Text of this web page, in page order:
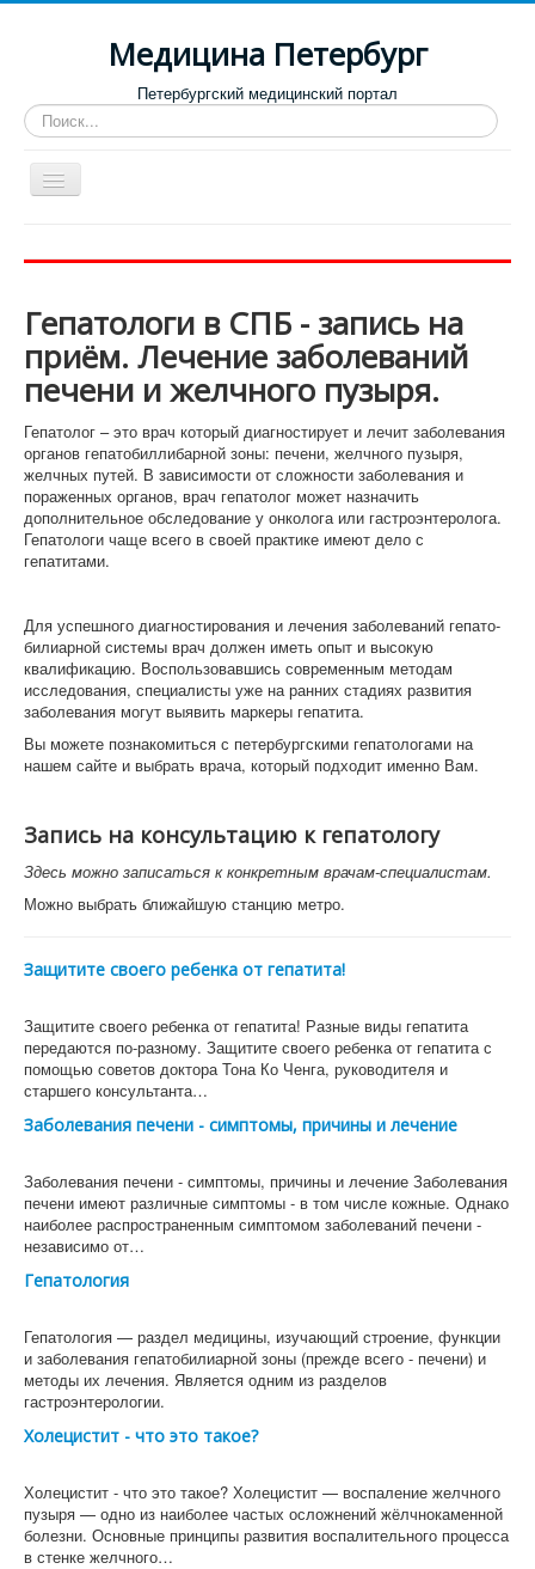
Медицина Петербург
Петербургский медицинский портал
Искать...
Toggle
Navigation
Роддома и женские консультации
Диспансеры
Лучшие клиники по направлениям
Отзывы о медицинских учреждениях
Гепатологи в СПБ - запись на
приём. Лечение заболеваний
печени и желчного пузыря.
Гепатолог – это врач который диагностирует и лечит заболевания
органов гепатобиллибарной зоны: печени, желчного пузыря,
желчных путей. В зависимости от сложности заболевания и
пораженных органов, врач гепатолог может назначить
дополнительное обследование у онколога или гастроэнтеролога.
Гепатологи чаще всего в своей практике имеют дело с
гепатитами.
Для успешного диагностирования и лечения заболеваний гепато-
билиарной системы врач должен иметь опыт и высокую
квалификацию. Воспользовавшись современным методам
исследования, специалисты уже на ранних стадиях развития
заболевания могут выявить маркеры гепатита.
Вы можете познакомиться с петербургскими гепатологами на
нашем сайте и выбрать врача, который подходит именно Вам.
Запись на консультацию к гепатологу
Здесь можно записаться к конкретным врачам-специалистам.
Можно выбрать ближайшую станцию метро.
Защитите своего ребенка от гепатита!
Защитите своего ребенка от гепатита! Разные виды гепатита
передаются по-разному. Защитите своего ребенка от гепатита с
помощью советов доктора Тона Ко Ченга, руководителя и
старшего консультанта…
Заболевания печени - симптомы, причины и лечение
Заболевания печени - симптомы, причины и лечение Заболевания
печени имеют различные симптомы - в том числе кожные. Однако
наиболее распространенным симптомом заболеваний печени -
независимо от…
Гепатология
Гепатология — раздел медицины, изучающий строение, функции
и заболевания гепатобилиарной зоны (прежде всего - печени) и
методы их лечения. Является одним из разделов
гастроэнтерологии.
Холецистит - что это такое?
Холецистит - что это такое? Холецистит — воспаление желчного
пузыря — одно из наиболее частых осложнений жёлчнокаменной
болезни. Основные принципы развития воспалительного процесса
в стенке желчного…